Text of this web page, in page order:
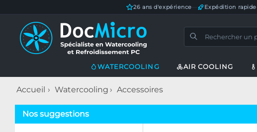
26 ans d'expérience Expédition rapide
WATERCOOLING AIR COOLING
Accueil Watercooling Accessoires
Nos suggestions